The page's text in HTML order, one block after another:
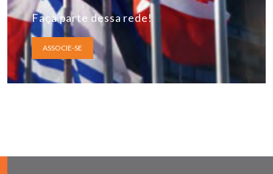
Faça parte dessa rede!
ASSOCIE-SE